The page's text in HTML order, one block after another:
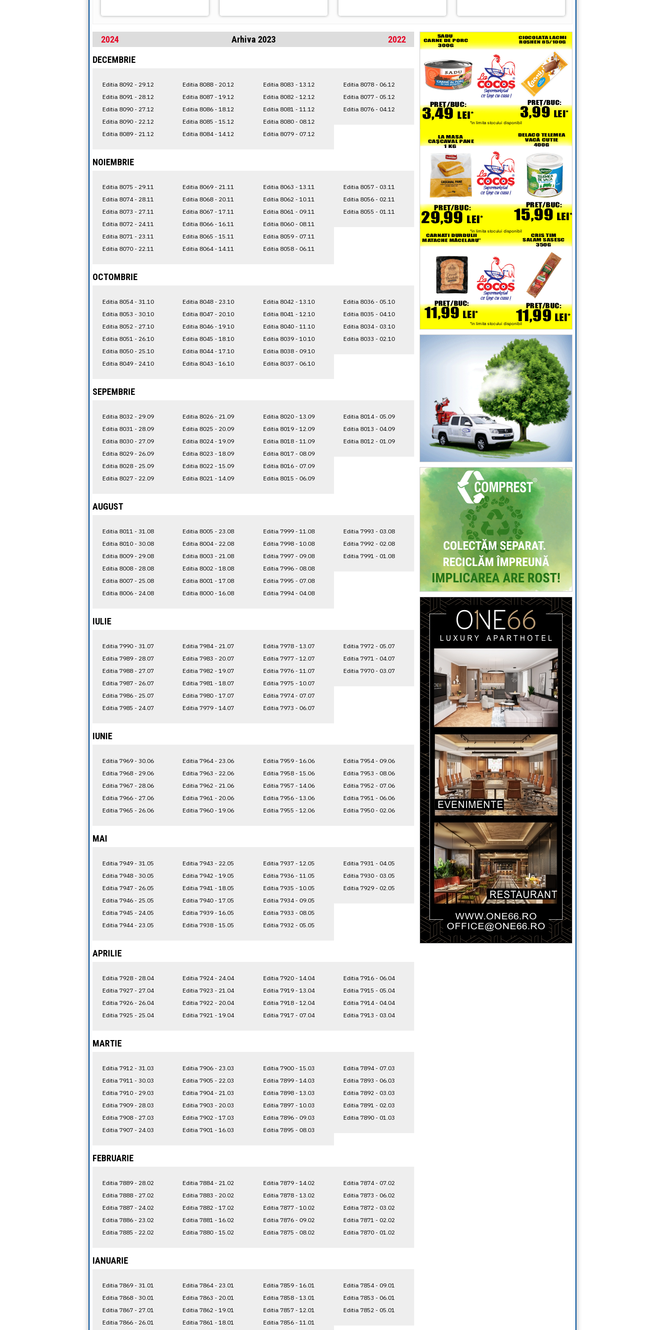
2024 2022
Arhiva 2023
DECEMBRIE
Editia 8092 - 29.12
Editia 8091 - 28.12
Editia 8090 - 27.12
Editia 8090 - 22.12
Editia 8089 - 21.12
Editia 8088 - 20.12
Editia 8087 - 19.12
Editia 8086 - 18.12
Editia 8085 - 15.12
Editia 8084 - 14.12
Editia 8083 - 13.12
Editia 8082 - 12.12
Editia 8081 - 11.12
Editia 8080 - 08.12
Editia 8079 - 07.12
Editia 8078 - 06.12
Editia 8077 - 05.12
Editia 8076 - 04.12
NOIEMBRIE
Editia 8075 - 29.11
Editia 8074 - 28.11
Editia 8073 - 27.11
Editia 8072 - 24.11
Editia 8071 - 23.11
Editia 8070 - 22.11
Editia 8069 - 21.11
Editia 8068 - 20.11
Editia 8067 - 17.11
Editia 8066 - 16.11
Editia 8065 - 15.11
Editia 8064 - 14.11
Editia 8063 - 13.11
Editia 8062 - 10.11
Editia 8061 - 09.11
Editia 8060 - 08.11
Editia 8059 - 07.11
Editia 8058 - 06.11
Editia 8057 - 03.11
Editia 8056 - 02.11
Editia 8055 - 01.11
OCTOMBRIE
Editia 8054 - 31.10
Editia 8053 - 30.10
Editia 8052 - 27.10
Editia 8051 - 26.10
Editia 8050 - 25.10
Editia 8049 - 24.10
Editia 8048 - 23.10
Editia 8047 - 20.10
Editia 8046 - 19.10
Editia 8045 - 18.10
Editia 8044 - 17.10
Editia 8043 - 16.10
Editia 8042 - 13.10
Editia 8041 - 12.10
Editia 8040 - 11.10
Editia 8039 - 10.10
Editia 8038 - 09.10
Editia 8037 - 06.10
Editia 8036 - 05.10
Editia 8035 - 04.10
Editia 8034 - 03.10
Editia 8033 - 02.10
SEPEMBRIE
Editia 8032 - 29.09
Editia 8031 - 28.09
Editia 8030 - 27.09
Editia 8029 - 26.09
Editia 8028 - 25.09
Editia 8027 - 22.09
Editia 8026 - 21.09
Editia 8025 - 20.09
Editia 8024 - 19.09
Editia 8023 - 18.09
Editia 8022 - 15.09
Editia 8021 - 14.09
Editia 8020 - 13.09
Editia 8019 - 12.09
Editia 8018 - 11.09
Editia 8017 - 08.09
Editia 8016 - 07.09
Editia 8015 - 06.09
Editia 8014 - 05.09
Editia 8013 - 04.09
Editia 8012 - 01.09
AUGUST
Editia 8011 - 31.08
Editia 8010 - 30.08
Editia 8009 - 29.08
Editia 8008 - 28.08
Editia 8007 - 25.08
Editia 8006 - 24.08
Editia 8005 - 23.08
Editia 8004 - 22.08
Editia 8003 - 21.08
Editia 8002 - 18.08
Editia 8001 - 17.08
Editia 8000 - 16.08
Editia 7999 - 11.08
Editia 7998 - 10.08
Editia 7997 - 09.08
Editia 7996 - 08.08
Editia 7995 - 07.08
Editia 7994 - 04.08
Editia 7993 - 03.08
Editia 7992 - 02.08
Editia 7991 - 01.08
IULIE
Editia 7990 - 31.07
Editia 7989 - 28.07
Editia 7988 - 27.07
Editia 7987 - 26.07
Editia 7986 - 25.07
Editia 7985 - 24.07
Editia 7984 - 21.07
Editia 7983 - 20.07
Editia 7982 - 19.07
Editia 7981 - 18.07
Editia 7980 - 17.07
Editia 7979 - 14.07
Editia 7978 - 13.07
Editia 7977 - 12.07
Editia 7976 - 11.07
Editia 7975 - 10.07
Editia 7974 - 07.07
Editia 7973 - 06.07
Editia 7972 - 05.07
Editia 7971 - 04.07
Editia 7970 - 03.07
IUNIE
Editia 7969 - 30.06
Editia 7968 - 29.06
Editia 7967 - 28.06
Editia 7966 - 27.06
Editia 7965 - 26.06
Editia 7964 - 23.06
Editia 7963 - 22.06
Editia 7962 - 21.06
Editia 7961 - 20.06
Editia 7960 - 19.06
Editia 7959 - 16.06
Editia 7958 - 15.06
Editia 7957 - 14.06
Editia 7956 - 13.06
Editia 7955 - 12.06
Editia 7954 - 09.06
Editia 7953 - 08.06
Editia 7952 - 07.06
Editia 7951 - 06.06
Editia 7950 - 02.06
MAI
Editia 7949 - 31.05
Editia 7948 - 30.05
Editia 7947 - 26.05
Editia 7946 - 25.05
Editia 7945 - 24.05
Editia 7944 - 23.05
Editia 7943 - 22.05
Editia 7942 - 19.05
Editia 7941 - 18.05
Editia 7940 - 17.05
Editia 7939 - 16.05
Editia 7938 - 15.05
Editia 7937 - 12.05
Editia 7936 - 11.05
Editia 7935 - 10.05
Editia 7934 - 09.05
Editia 7933 - 08.05
Editia 7932 - 05.05
Editia 7931 - 04.05
Editia 7930 - 03.05
Editia 7929 - 02.05
APRILIE
Editia 7928 - 28.04
Editia 7927 - 27.04
Editia 7926 - 26.04
Editia 7925 - 25.04
Editia 7924 - 24.04
Editia 7923 - 21.04
Editia 7922 - 20.04
Editia 7921 - 19.04
Editia 7920 - 14.04
Editia 7919 - 13.04
Editia 7918 - 12.04
Editia 7917 - 07.04
Editia 7916 - 06.04
Editia 7915 - 05.04
Editia 7914 - 04.04
Editia 7913 - 03.04
MARTIE
Editia 7912 - 31.03
Editia 7911 - 30.03
Editia 7910 - 29.03
Editia 7909 - 28.03
Editia 7908 - 27.03
Editia 7907 - 24.03
Editia 7906 - 23.03
Editia 7905 - 22.03
Editia 7904 - 21.03
Editia 7903 - 20.03
Editia 7902 - 17.03
Editia 7901 - 16.03
Editia 7900 - 15.03
Editia 7899 - 14.03
Editia 7898 - 13.03
Editia 7897 - 10.03
Editia 7896 - 09.03
Editia 7895 - 08.03
Editia 7894 - 07.03
Editia 7893 - 06.03
Editia 7892 - 03.03
Editia 7891 - 02.03
Editia 7890 - 01.03
FEBRUARIE
Editia 7889 - 28.02
Editia 7888 - 27.02
Editia 7887 - 24.02
Editia 7886 - 23.02
Editia 7885 - 22.02
Editia 7884 - 21.02
Editia 7883 - 20.02
Editia 7882 - 17.02
Editia 7881 - 16.02
Editia 7880 - 15.02
Editia 7879 - 14.02
Editia 7878 - 13.02
Editia 7877 - 10.02
Editia 7876 - 09.02
Editia 7875 - 08.02
Editia 7874 - 07.02
Editia 7873 - 06.02
Editia 7872 - 03.02
Editia 7871 - 02.02
Editia 7870 - 01.02
IANUARIE
Editia 7869 - 31.01
Editia 7868 - 30.01
Editia 7867 - 27.01
Editia 7866 - 26.01
Editia 7864 - 23.01
Editia 7863 - 20.01
Editia 7862 - 19.01
Editia 7861 - 18.01
Editia 7859 - 16.01
Editia 7858 - 13.01
Editia 7857 - 12.01
Editia 7856 - 11.01
Editia 7854 - 09.01
Editia 7853 - 06.01
Editia 7852 - 05.01